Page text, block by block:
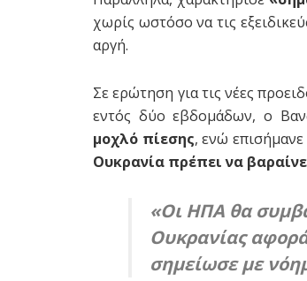
χωρίς ωστόσο να τις
αργή.
Σε ερώτηση για τις νέες
εντός δύο εβδομάδων, ο
μοχλό πίεσης, ενώ επισήμανε
Ουκρανία πρέπει να
«Οι ΗΠΑ θα
Ουκρανίας
σημείωσε με